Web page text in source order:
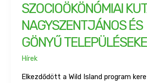
SZOCIOÖKÖNÓMIAI
NAGYSZENTJÁNOS ÉS
GÖNYŰ
Hírek
Elkezdődött a Wild Island program